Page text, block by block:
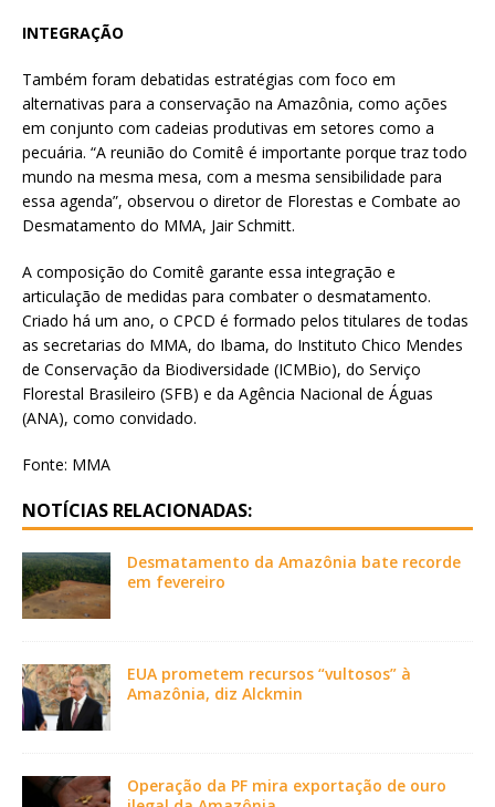
INTEGRAÇÃO
Também foram debatidas estratégias com foco em
alternativas para a conservação na Amazônia, como ações
em conjunto com cadeias produtivas em setores como a
pecuária. “A reunião do Comitê é importante porque traz todo
mundo na mesma mesa, com a mesma sensibilidade para
essa agenda”, observou o diretor de Florestas e Combate ao
Desmatamento do MMA, Jair Schmitt.
A composição do Comitê garante essa integração e
articulação de medidas para combater o desmatamento.
Criado há um ano, o CPCD é formado pelos titulares de todas
as secretarias do MMA, do Ibama, do Instituto Chico Mendes
de Conservação da Biodiversidade (ICMBio), do Serviço
Florestal Brasileiro (SFB) e da Agência Nacional de Águas
(ANA), como convidado.
Fonte: MMA
NOTÍCIAS RELACIONADAS:
Desmatamento da Amazônia bate recorde
em fevereiro
EUA prometem recursos “vultosos” à
Amazônia, diz Alckmin
Operação da PF mira exportação de ouro